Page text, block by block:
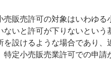
売販売許可の対象はいわゆる
ないと許可が下りないという
を設けるような場合であり
特定小売販売業許可での申請